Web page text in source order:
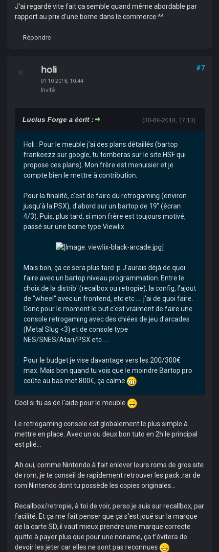
J'ai regardé vite fait ça semble quand même abordable par
rapport au prix d'une borne dans le commerce ^^
Répondre
holi
01-10-2018, 10:44
Invité
#7
(30-09-2018, 17:13)
Lucius Forge a écrit :
Holi : Pour le meuble j'ai des plans détaillés (bartop
frankeezz sur google, tu tomberas sur le site HSF qui
propose ces plans). Mon frère est menuisier et je
compte bien le mettre à contribution.
Pour la finalité, c'est de faire du retrogaming (environ
jusqu'à la PSX), d'abord sur un bartop de 19" (écran
4/3). Puis, plus tard, si mon frère est toujours motivé,
passé sur une borne type Viewlix
Mais bon, ça ce sera plus tard :p J'aurais déjà de quoi
faire avec un bartop niveau programmation. Entre le
choix de la distrib' (recalbox ou retropie), la config, l'ajout
de "wheel" avec un frontend, etc etc .... j'ai de quoi faire.
Donc pour le moment le but c'est vraiment de faire une
console retrogaming avec des chiées de jeu d'arcades
(Metal Slug <3) et de console type
NES/SNES/Atari/PSX etc ....
Pour le budget je vise davantage vers les 200/300€
max. Mais bon quand tu vois que le moindre Bartop pro
coûte au bas mot 800€, ça calme
Cool si tu as de l'aide pour le meuble
Le retrogaming console est globalement le plus simple à
mettre en place. Avec un ou deux bon tuto en 2h le principal
est plié...
Ah oui, comme Nintendo à fait enlever leurs roms de gros site
de rom, je te conseil de rapidement retrouver les pack .rar de
rom Nintendo dont tu possède les copies originales...
Recallbox/retropie, à toi de voir, perso je suis sur recallbox, par
facilité. Et ça me fait penser que ça s'est joué sur la marque
de la carte SD, il vaut mieux prendre une marque correcte
quitte à payer plus que pour une noname, ça t'évitera de
devoir les jeter car elles ne sont pas reconnues